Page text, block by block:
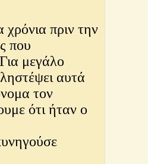
πριν την
που
μεγάλο
αυτά
τον
ότι ήταν ο